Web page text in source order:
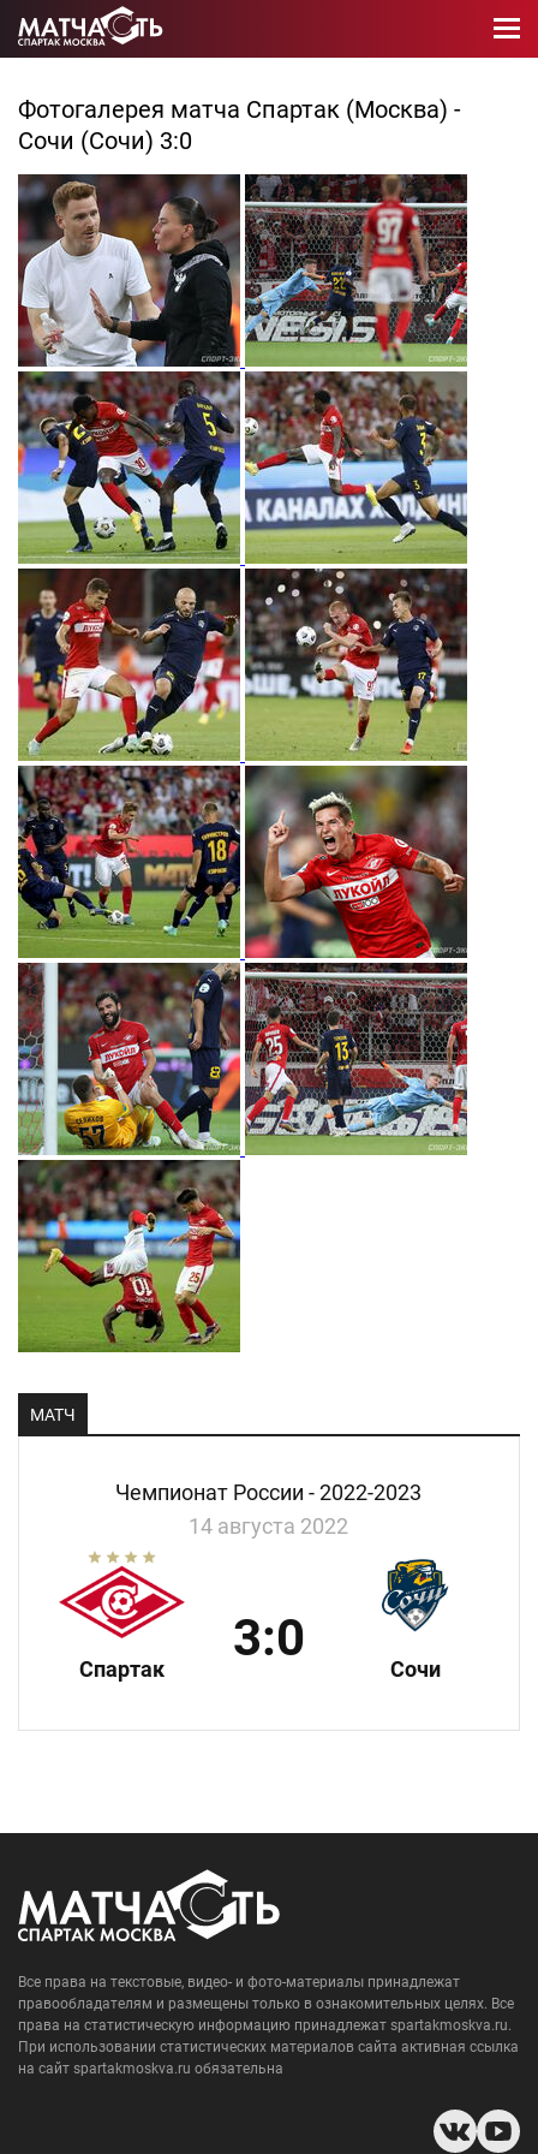
Фотогалерея матча Спартак (Москва) -
Сочи (Сочи) 3:0
МАТЧ
Чемпионат России - 2022-2023
14 августа 2022
Спартак
3:0
Сочи
Все права на текстовые, видео- и фото-материалы принадлежат
правообладателям и размещены только в ознакомительных целях. Все
права на статистическую информацию принадлежат spartakmoskva.ru.
При использовании статистических материалов сайта активная ссылка
на сайт spartakmoskva.ru обязательна